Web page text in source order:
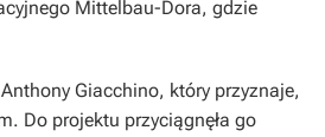
Mittelbau-Dora, gdzie
Giacchino, który przyznaje,
Do projektu przyciągnęła go